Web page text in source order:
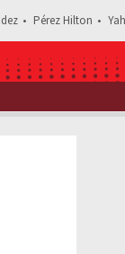
Pérez Hilton
esta noticia